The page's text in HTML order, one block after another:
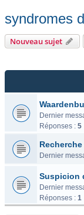
syndromes
Nouveau sujet
Dernier
Réponses : 5
Dernier
Suspicion
Dernier
Réponses : 1